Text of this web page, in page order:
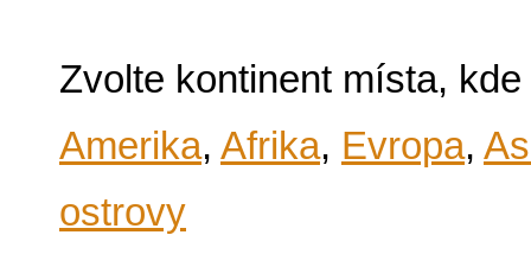
Zvolte kontinent místa,
Amerika, Afrika, Evropa,
ostrovy